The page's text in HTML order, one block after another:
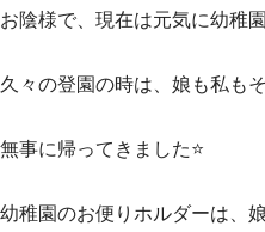
お陰様で、現在は元気に幼稚
久々の登園の時は、娘も私も
無事に帰ってきました⭐️
幼稚園のお便りホルダーは、